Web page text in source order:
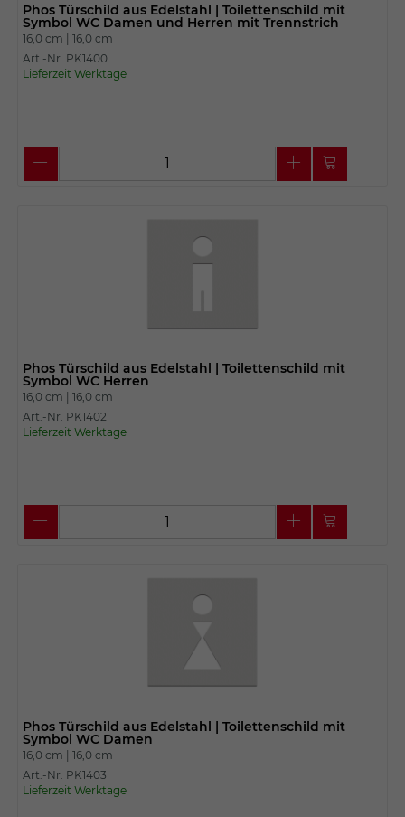
Phos Türschild aus Edelstahl | Toilettenschild mit
Symbol WC Damen und Herren mit Trennstrich
16,0 cm | 16,0 cm
Art.-Nr. PK1400
Lieferzeit Werktage
Phos Türschild aus Edelstahl | Toilettenschild mit
Symbol WC Herren
16,0 cm | 16,0 cm
Art.-Nr. PK1402
Lieferzeit Werktage
Phos Türschild aus Edelstahl | Toilettenschild mit
Symbol WC Damen
16,0 cm | 16,0 cm
Art.-Nr. PK1403
Lieferzeit Werktage